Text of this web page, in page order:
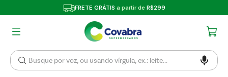
FRETE GRÁTIS a partir de R$299